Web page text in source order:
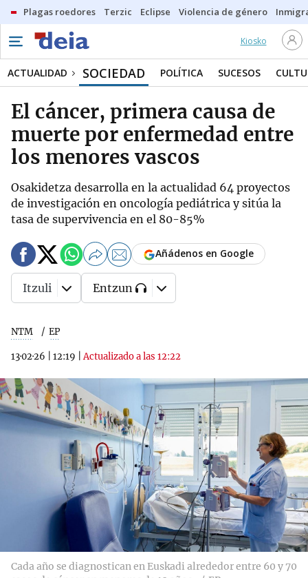
Plagas roedores Terzic Eclipse Violencia de género
Kiosko
ACTUALIDAD SOCIEDAD POLÍTICA SUCESOS
El cáncer, primera causa de
muerte por enfermedad entre
los menores vascos
Osakidetza desarrolla en la actualidad 64 proyectos
de investigación en oncología pediátrica y sitúa la
tasa de supervivencia en el 80-85%
NTM EP
13·02·26 12:19 |Actualizado a las 12:22
Añádenos en Google
Itzuli Entzun
Cada año se diagnostican en Euskadi alrededor entre 60 y 70